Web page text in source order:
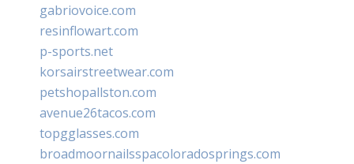
gabriovoice.com
resinflowart.com
p-sports.net
korsairstreetwear.com
petshopallston.com
avenue26tacos.com
topgglasses.com
broadmoornailsspacoloradosprings.com